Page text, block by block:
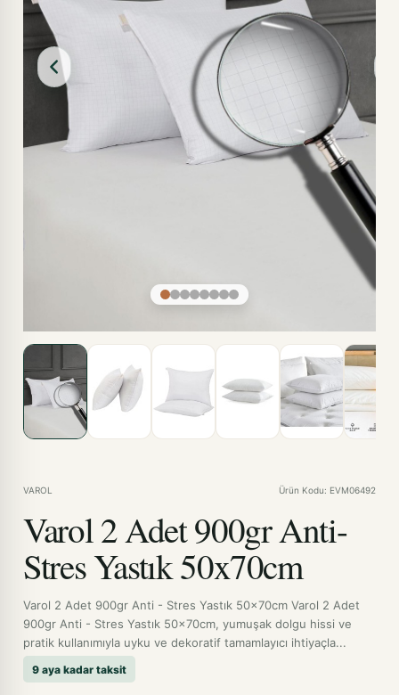
VAROL Ürün Kodu: EVM06492
Varol 2 Adet 900gr Anti-
Stres Yastık 50x70cm
Varol 2 Adet 900gr Anti - Stres Yastık 50x70cm Varol 2 Adet
900gr Anti - Stres Yastık 50x70cm, yumuşak dolgu hissi ve
pratik kullanımıyla uyku ve dekoratif tamamlayıcı ihtiyaçla...
9 aya kadar taksit